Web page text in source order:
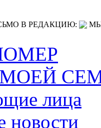
В РЕДАКЦИЮ:
лица
новости